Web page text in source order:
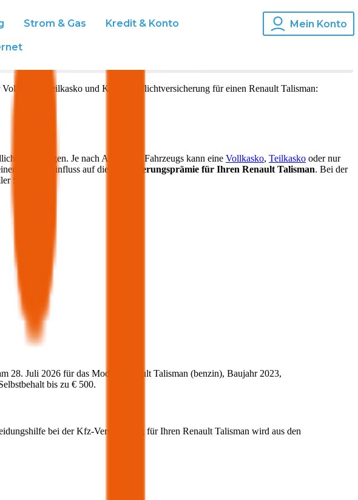
Strom & Gas Kredit & Konto Mein Konto
Vollkasko, Teilkasko und Kfz-Haftpflichtversicherung für einen Renault Talisman:
Deckungen. Je nach Alter Ihres Fahrzeugs kann eine Vollkasko, Teilkasko oder nur
starken Einfluss auf die Versicherungsprämie für Ihren Renault Talisman. Bei der
Stufe.
28. Juli 2026 für das Modell Renault Talisman (benzin), Baujahr 2023,
bis zu € 500.
bei der Kfz-Versicherung für Ihren Renault Talisman wird aus den